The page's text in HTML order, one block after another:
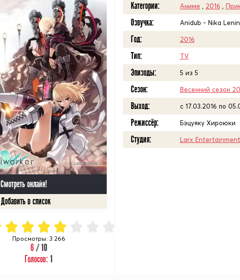
Смотреть онлайн!
Просмотры: 3 266
6/ 10
Голосов:1
Категории: Аниме 2016
Озвучка: Anidub - Nika
Год: 2016
Тип: TV
Эпизоды: 5 из 5
Сезон: Весенний сезон
Выход: c 17.03.2016 по
Режиссёр: Бэцуяку Хироюки
Студия: Larx Entertainment